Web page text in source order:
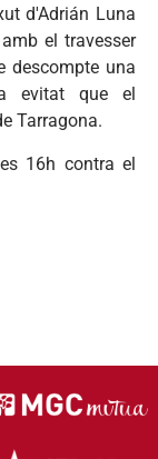
d'Adrián Luna
el travesser
descompte una
evitat que el
Tarragona.
16h contra el